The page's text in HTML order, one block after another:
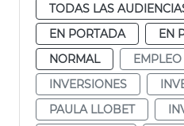
TODAS LAS
EN PORTADA
EN
NORMAL
EMPLEO
INVERSIONES
PAULA LLOBET